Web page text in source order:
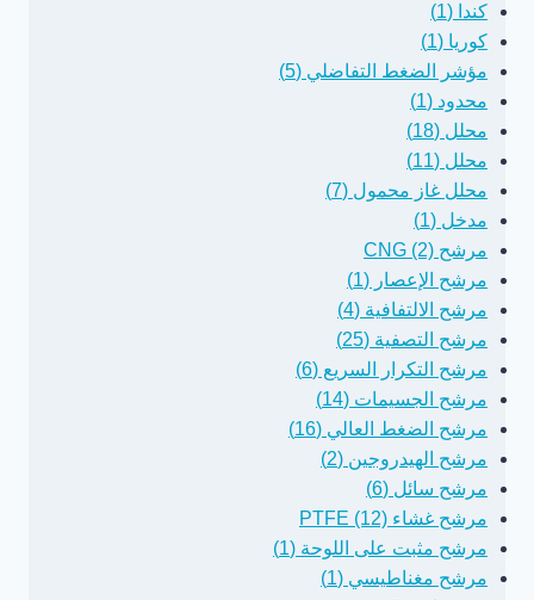
كندا (1)
كوريا (1)
مؤشر الضغط التفاضلي (5)
محدود (1)
محلل (18)
محلل (11)
محلل غاز محمول (7)
مدخل (1)
مرشح CNG (2)
مرشح الإعصار (1)
مرشح الالتفافية (4)
مرشح التصفية (25)
مرشح التكرار السريع (6)
مرشح الجسيمات (14)
مرشح الضغط العالي (16)
مرشح الهيدروجين (2)
مرشح سائل (6)
مرشح غشاء PTFE (12)
مرشح مثبت على اللوحة (1)
مرشح مغناطيسي (1)